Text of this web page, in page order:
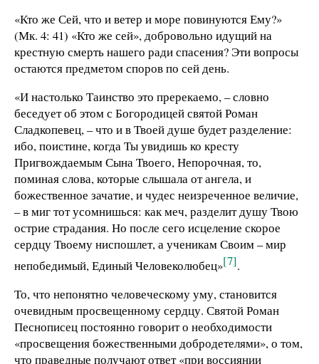
«Кто же Сей, что и ветер и море повинуются Ему?»
(Мк. 4: 41) «Кто же сей», добровольно идущий на
крестную смерть нашего ради спасения? Эти вопросы
остаются предметом споров по сей день.
«И настолько Таинство это пререкаемо, – словно
беседует об этом с Богородицей святой Роман
Сладкопевец, – что и в Твоей душе будет разделение:
ибо, поистине, когда Ты увидишь ко кресту
Пригвождаемым Сына Твоего, Непорочная, то,
поминая слова, которые слышала от ангела, и
божественное зачатие, и чудес неизреченное величие,
– в миг тот усомнишься: как меч, разделит душу Твою
острие страдания. Но после сего исцеление скорое
сердцу Твоему ниспошлет, а ученикам Своим – мир
непобедимый, Единый Человеколюбец»[7].
То, что непонятно человеческому уму, становится
очевидным просвещенному сердцу. Святой Роман
Песнописец постоянно говорит о необходимости
«просвещения божественными добродетелями», о том,
что праведные получают ответ «при воссиянии